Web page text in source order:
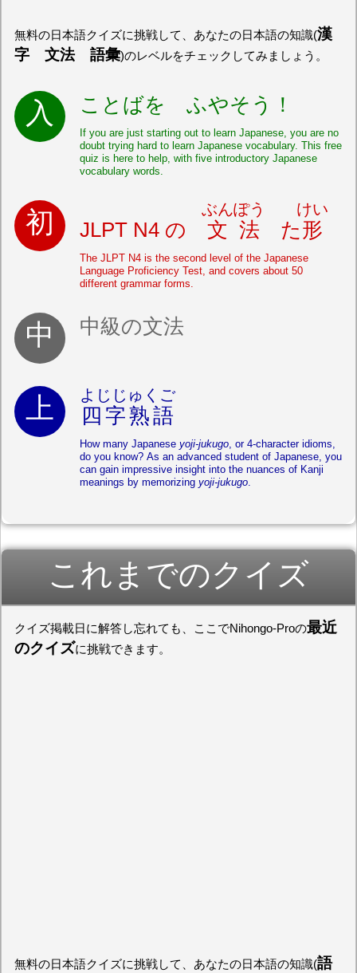
無料の日本語クイズに挑戦して、あなたの日本語の知識(漢
字 文法 語彙)のレベルをチェックしてみましょう。
ことばを ふやそう！
If you are just starting out to learn Japanese, you are no
doubt trying hard to learn Japanese vocabulary. This free
quiz is here to help, with five introductory Japanese
vocabulary words.
JLPT N4 の 文法
ぶんぽう
た形
けい
The JLPT N4 is the second level of the Japanese
Language Proficiency Test, and covers about 50
different grammar forms.
中級の文法
四字熟語
よじじゅくご
How many Japanese yoji-jukugo , or 4-character idioms,
do you know? As an advanced student of Japanese, you
can gain impressive insight into the nuances of Kanji
meanings by memorizing yoji-jukugo
これまでのクイズ
クイズ掲載日に解答し忘れても、ここでNihongo-Proの最近
のクイズに挑戦できます。
無料の日本語クイズに挑戦して、あなたの日本語の知識(語